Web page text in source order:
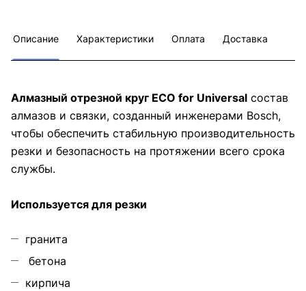
Описание Характеристики Оплата Доставка
Алмазный отрезной круг ECO for Universal состав
алмазов и связки, созданный инженерами Bosch,
чтобы обеспечить стабильную производительность
резки и безопасность на протяжении всего срока
службы.
Используется для резки
гранита
бетона
кирпича